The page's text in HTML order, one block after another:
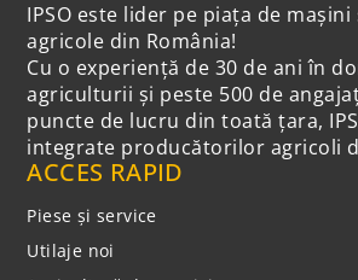
IPSO este lider pe piața de
agricole din România!
Cu o experiență de 30 de ani în
agriculturii și peste 500 de
puncte de lucru din toată țara,
integrate producătorilor agricoli
ACCES RAPID
Piese și service
Utilaje noi